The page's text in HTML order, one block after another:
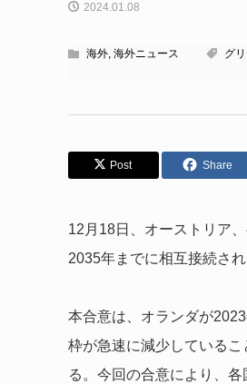
2024.01.08
海外, 海外ニュース グ
Post Share
12月18日、オーストリア
2035年までに相互接続さ
本合意は、オランダが
枠が急速に減少している
る。今回の合意により、